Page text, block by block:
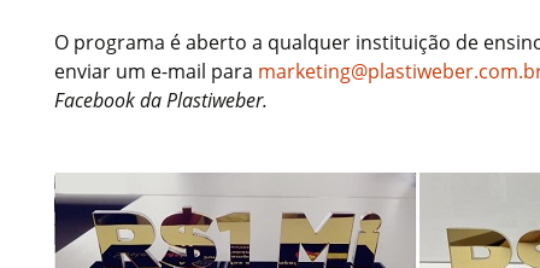
O programa é aberto a qualquer instituição de
enviar um e-mail para
Facebook da Plastiweber.